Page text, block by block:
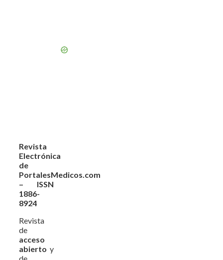
Revista
Electrónica
de
PortalesMedicos.com
– ISSN
1886-
8924
Revista
de
acceso
abierto y